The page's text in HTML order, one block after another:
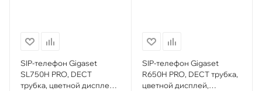
SIP-телефон Gigaset
SL750H PRO, DECT
трубка, цветной дисплей,
SIP-телефон Gigaset
R650H PRO, DECT трубка,
цветной дисплей,